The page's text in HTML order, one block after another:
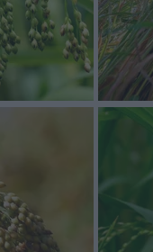
wzniesiony.
takich jak
w maju .
na choroby i
tą roślinę